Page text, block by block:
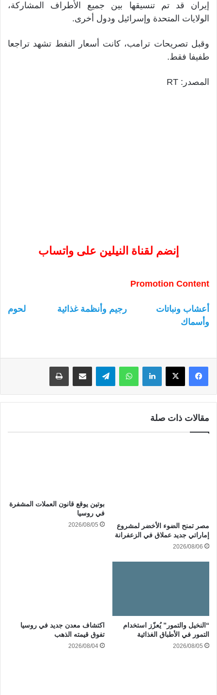
إيران قد تم تنسيقها بين جميع الأطراف المشاركة،
الولايات المتحدة وإسرائيل ودول أخرى.
وقبل تصريحات ترامب، كانت أسعار النفط تشهد تراجعا
طفيفا فقط.
المصدر: RT
إنضم لقناة النيلين على واتساب
Promotion Content
أعشاب ونباتات رجيم وأنظمة غذائية
لحوم
وأسماك
لينكدإن واتساب
مقالات ذات صلة
مصر تمنح الضوء الأخضر لمشروع
إماراتي جديد عملاق في الزعفرانة
2026/08/06
بوتين يوقع قانون العملات المشفرة
في روسيا
2026/08/05
“النخيل والتمور” يُعزّز استخدام
التمور في الأطباق الغذائية
2026/08/05
اكتشاف معدن جديد في روسيا
تفوق قيمته الذهب
2026/08/04